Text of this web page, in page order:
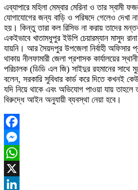
এব্যাপারে মহিলা মেম্বার মেরিনা ও তার স্বামী
যোগাযোগের জন্য বাড়ি ও পরিষদে গেলেও দেখা
হয়। কিন্তু তারা কল রিসিভ না করায় তাদের
একইভাবে খাতামধুপুর ইউপি চেয়ারম্যান মাসুদ
যায়নি। আর সৈয়দপুর উপজেলা নির্বাহী অফিসার
থাকায় নীলফামারী জেলা প্রশাসক কার্যালয়ের
পরিচালক (ডিডি এল জি) সাইদুর রহমানের সাথে
বলেন, সরকারি সুবিধার কার্ড করে দিতে কখনই
যদি নিয়ে থাকে এবং অভিযোগ পাওয়া যায়
বিরুদ্ধে আইন অনুযায়ী ব্যবস্থা নেয়া হবে।
Facebook
Messenger
WhatsApp
X